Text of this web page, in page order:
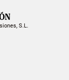
S.L.